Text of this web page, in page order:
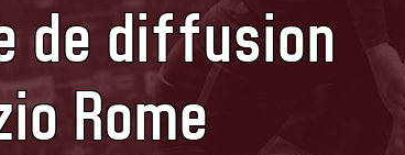
de diffusion
Rome